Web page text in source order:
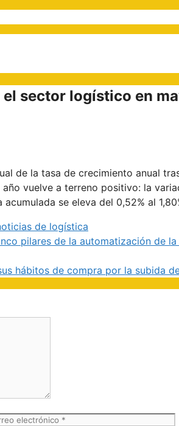
sector logístico en
de la tasa de crecimiento anual
vuelve a terreno positivo: la
se eleva del 0,52% al
de logística
pilares de la automatización de
hábitos de compra por la subida